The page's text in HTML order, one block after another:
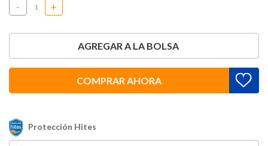
- +
AGREGAR A LA BOLSA
COMPRAR AHORA
Protección Hites